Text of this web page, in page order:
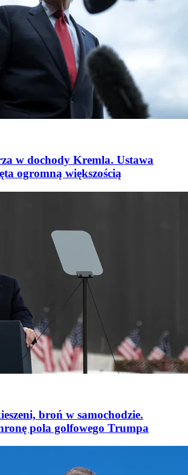
w dochody Kremla. Ustawa
ogromną większością
broń w samochodzie.
pola golfowego Trumpa